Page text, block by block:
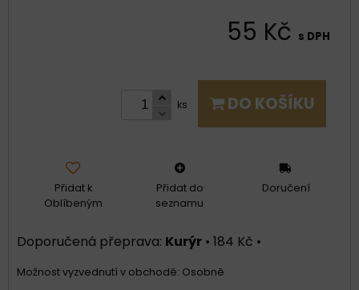
55 Kč s DPH
ks DO KOŠÍKU
Přidat k
Oblíbeným
Přidat do
seznamu
Doručení
Kurýr • 184 Kč •
Osobně